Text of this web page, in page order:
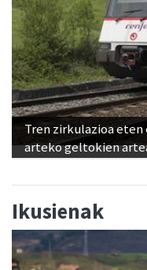
Tren zirkulazioa
arteko geltokien